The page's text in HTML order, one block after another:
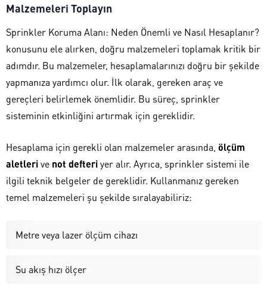
Malzemeleri Toplayın
Sprinkler Koruma Alanı: Neden Önemli ve Nasıl Hesaplanır?
konusunu ele alırken, doğru malzemeleri toplamak kritik bir
adımdır. Bu malzemeler, hesaplamalarınızı doğru bir şekilde
yapmanıza yardımcı olur. İlk olarak, gereken araç ve
gereçleri belirlemek önemlidir. Bu süreç, sprinkler
sisteminin etkinliğini artırmak için gereklidir.
Hesaplama için gerekli olan malzemeler arasında, ölçüm
aletlerive not defteriyer alır. Ayrıca, sprinkler sistemi ile
ilgili teknik belgeler de gereklidir. Kullanmanız gereken
temel malzemeleri şu şekilde sıralayabiliriz:
Metre veya lazer ölçüm cihazı
Su akış hızı ölçer